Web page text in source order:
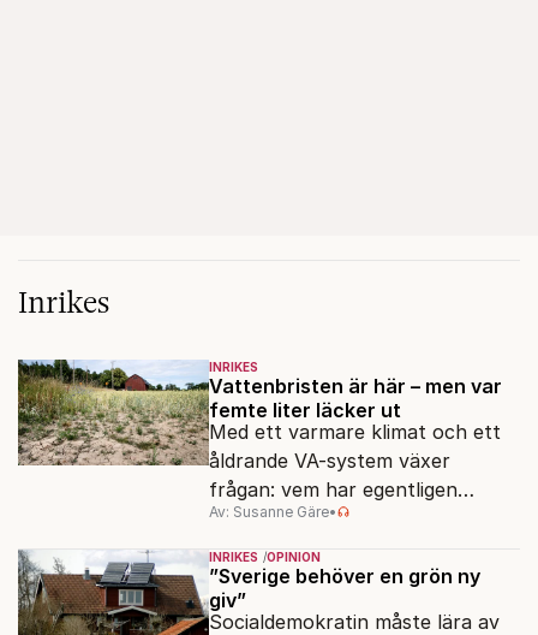
Inrikes
INRIKES
Vattenbristen är här – men var
femte liter läcker ut
Med ett varmare klimat och ett
åldrande VA-system växer
frågan: vem har egentligen
ansvar för Sveriges
vattenresurser?
Av: Susanne Gäre•
INRIKES OPINION
”Sverige behöver en grön ny
giv”
Socialdemokratin måste lära av